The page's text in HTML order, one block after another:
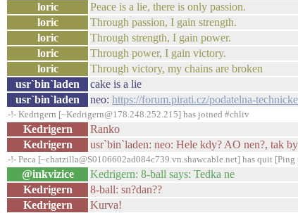
loric
Peace is a lie, there is only passion.
loric
Through passion, I gain strength.
loric
Through strength, I gain power.
loric
Through power, I gain victory.
loric
Through victory, my chains are broken
usr`bin`laden
cake is a lie
usr`bin`laden
neo: https://forum.pirati.cz/podatelna-
-!- Kedrigern [~Kedrigern@178.248.252.215] has joined #chliv
Kedrigern Ranko
Kedrigern
usr`bin`laden: neo: Hele kdy? AO nen?, tak
-!- Peca [~chatzilla@S0106602ad084c739.vn.shawcable.net] has quit
@inkvizice Kedrigern: 8-ball says: Tedka ne
Kedrigern
8-ball: sn?dan??
Kedrigern
Kurva!